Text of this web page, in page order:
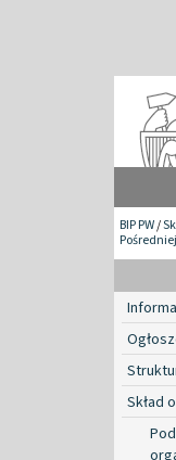
BIP PW/
Pośredniej
Skład